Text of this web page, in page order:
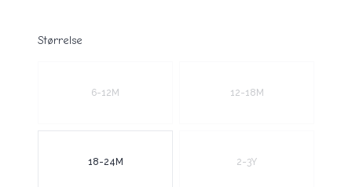
Størrelse
6-12M 12-18M
18-24M 2-3Y